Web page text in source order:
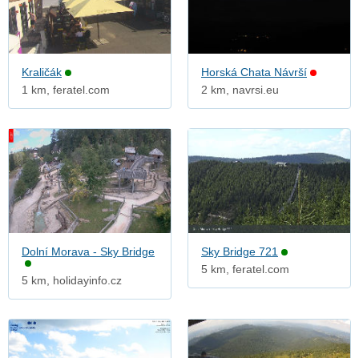
Kraličák
1 km, feratel.com
Horská Chata Návrší
2 km, navrsi.eu
Dolní Morava - Sky Bridge
5 km, holidayinfo.cz
Sky Bridge 721
5 km, feratel.com